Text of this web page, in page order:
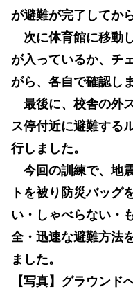
が避難が完了してか
次に体育館に移動
が入っているか、チ
がら、各自で確認し
最後に、校舎の外
ス停付近に避難する
行しました。
今回の訓練で、地
トを被り防災バッグ
い・しゃべらない・
全・迅速な避難方法
ました。
【写真】グラウンド